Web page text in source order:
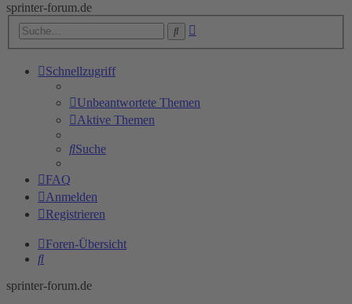
sprinter-forum.de
Suche
Schnellzugriff
Unbeantwortete Themen
Aktive Themen
Suche
FAQ
Anmelden
Registrieren
Foren-Übersicht
Suche
sprinter-forum.de